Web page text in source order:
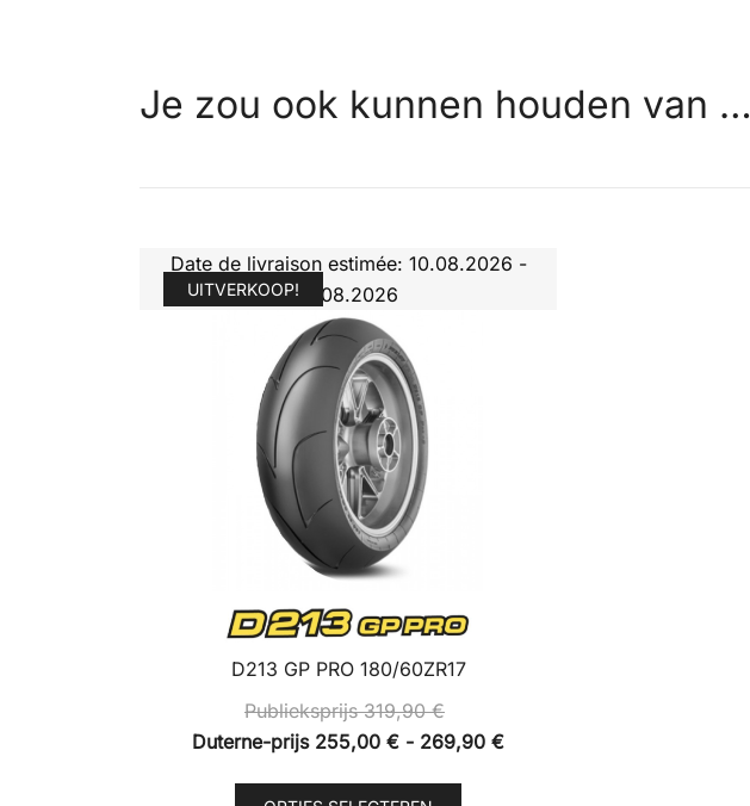
Je zou ook kunnen houden van …
Date de livraison estimée: 10.08.2026 -
11.08.2026
UITVERKOOP!
D213 GP PRO 180/60ZR17
Publieksprijs319,90€
Duterne-prijs 255,00 € - 269,90 €Prijsklasse:
Dit